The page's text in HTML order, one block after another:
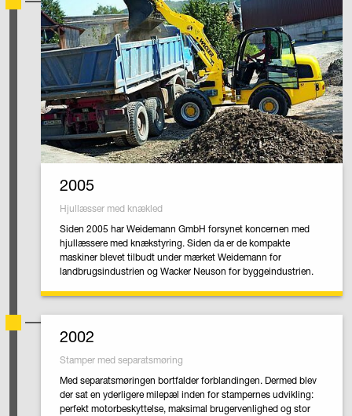
2005
Hjullæsser med knækled
Siden 2005 har Weidemann GmbH forsynet koncernen med
hjullæssere med knækstyring. Siden da er de kompakte
maskiner blevet tilbudt under mærket Weidemann for
landbrugsindustrien og Wacker Neuson for byggeindustrien.
2002
Stamper med separatsmøring
Med separatsmøringen bortfalder forblandingen. Dermed blev
der sat en yderligere milepæl inden for stampernes udvikling:
perfekt motorbeskyttelse, maksimal brugervenlighed og stor